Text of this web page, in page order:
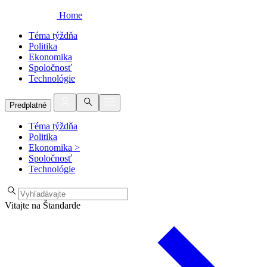
Home
Téma týždňa
Politika
Ekonomika
Spoločnosť
Technológie
Predplatné
Téma týždňa
Politika
Ekonomika >
Spoločnosť
Technológie
Vitajte na Štandarde